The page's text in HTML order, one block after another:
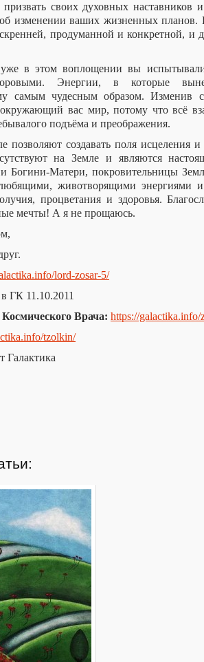
своих духовных наставников
об изменении ваших жизненных
продуманной и конкретной, и
в этом воплощении вы
Энергии, в которые
самым чудесным образом. Изменив
вас мир, потому что всё
подъёма и преображения.
позволяют создавать поля исцеления
на Земле и являются
Богини-Матери, покровительницы
животворящими энергиями
процветания и здоровья.
мечты! А я не прощаюсь.
lord-zosar-5/
ГК 11.10.2011
Врача: https://galactika.info/
tzolkin/